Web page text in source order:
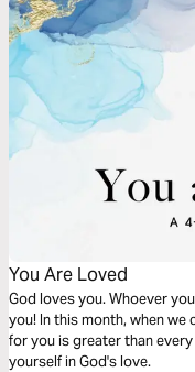
You Are Loved
God loves you. Whoever
you! In this month, when
for you is greater than
yourself in God's love.